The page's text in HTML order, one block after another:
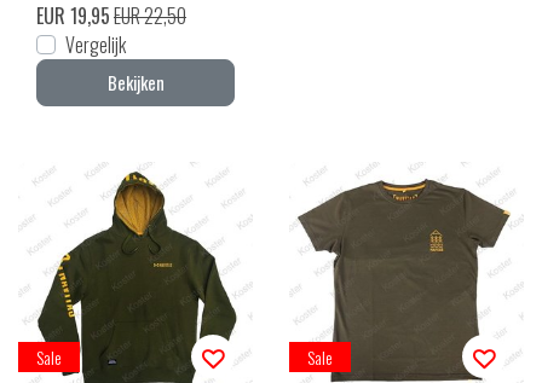
EUR 19,95EUR 22,50
Vergelijk
Bekijken
Sale Sale